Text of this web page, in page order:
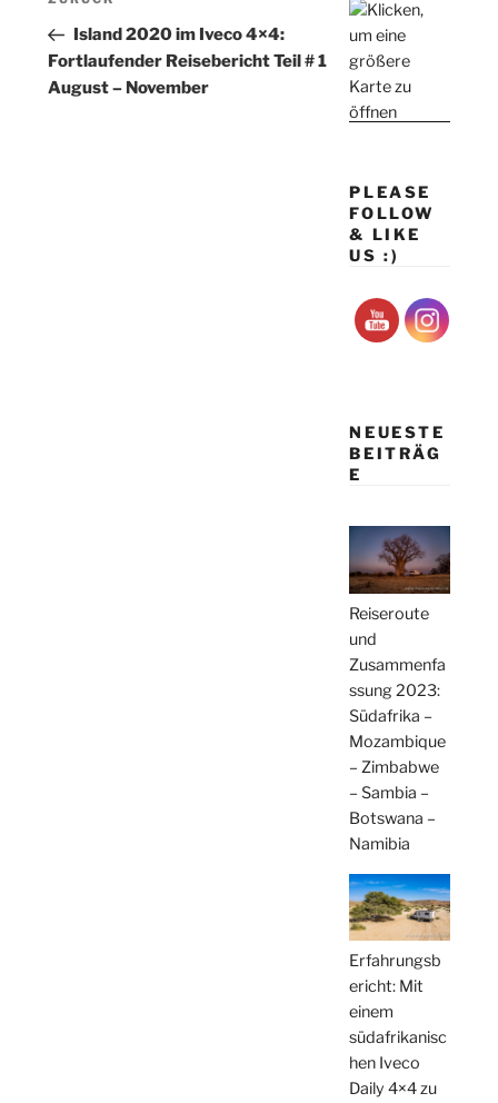
Beitrag
Island 2020 im Iveco 4×4:
Fortlaufender Reisebericht Teil # 1
August – November
PLEASE
FOLLOW
& LIKE
US :)
NEUESTE
BEITRÄG
E
Reiseroute
und
Zusammenfa
ssung 2023:
Südafrika –
Mozambique
– Zimbabwe
– Sambia –
Botswana –
Namibia
Erfahrungsb
ericht: Mit
einem
südafrikanisc
hen Iveco
Daily 4×4 zu